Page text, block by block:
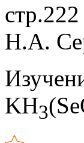
стр.222
Н.А.
KН3